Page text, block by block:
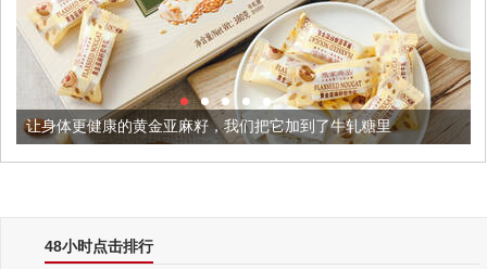
金亚麻籽，我们把它加到了牛轧糖里 被列入佛家七宝的它
48小时点击排行